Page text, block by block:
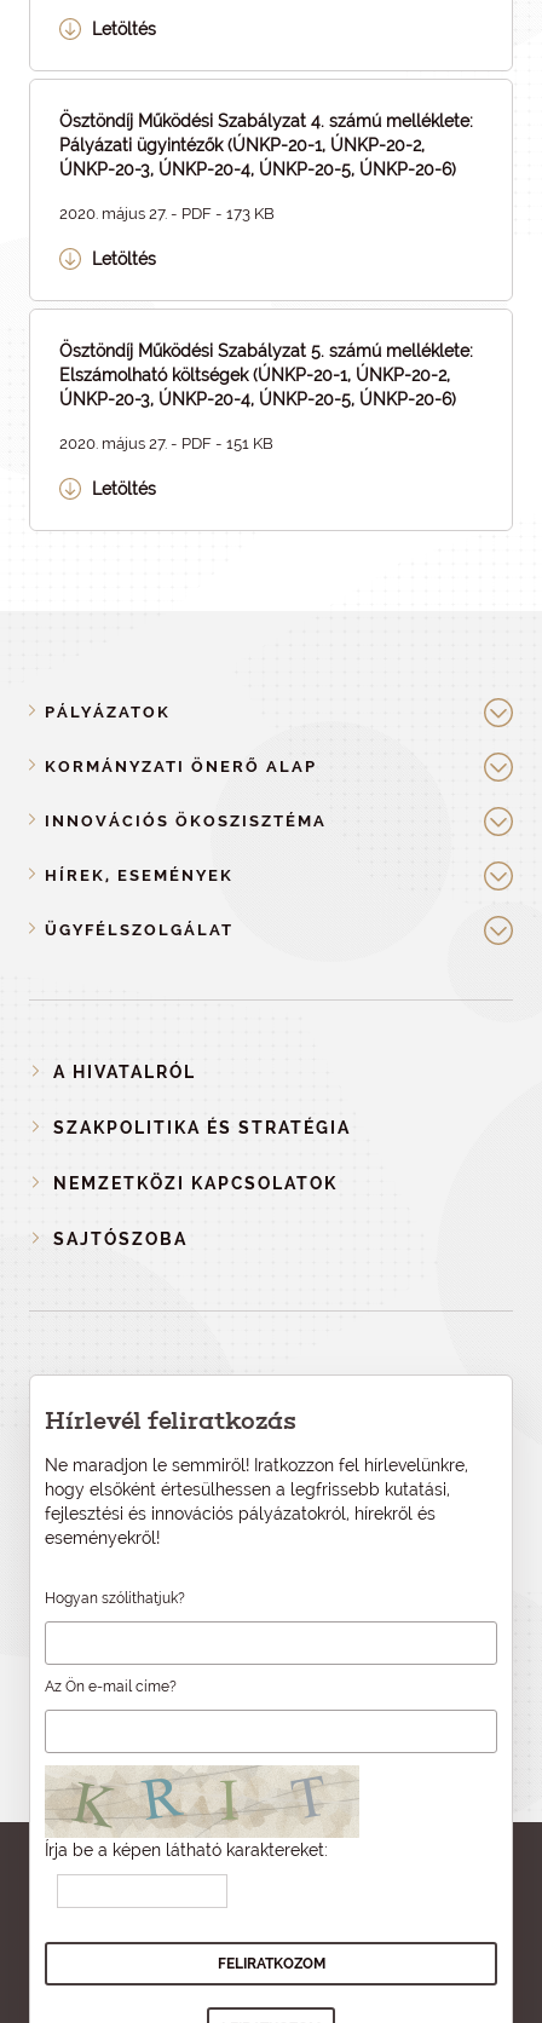
Letöltés
Ösztöndíj Működési Szabályzat 4. számú melléklete:
Pályázati ügyintézők (ÚNKP-20-1, ÚNKP-20-2,
ÚNKP-20-3, ÚNKP-20-4, ÚNKP-20-5, ÚNKP-20-6)
2020. május 27. - PDF - 173 KB
Letöltés
Ösztöndíj Működési Szabályzat 5. számú melléklete:
Elszámolható költségek (ÚNKP-20-1, ÚNKP-20-2,
ÚNKP-20-3, ÚNKP-20-4, ÚNKP-20-5, ÚNKP-20-6)
2020. május 27. - PDF - 151 KB
Letöltés
PÁLYÁZATOK
KORMÁNYZATI ÖNERŐ ALAP
INNOVÁCIÓS ÖKOSZISZTÉMA
HÍREK, ESEMÉNYEK
ÜGYFÉLSZOLGÁLAT
A HIVATALRÓL
SZAKPOLITIKA ÉS STRATÉGIA
NEMZETKÖZI KAPCSOLATOK
SAJTÓSZOBA
Hírlevél feliratkozás
Ne maradjon le semmiről! Iratkozzon fel hírlevelünkre,
hogy elsőként értesülhessen a legfrissebb kutatási,
fejlesztési és innovációs pályázatokról, hírekről és
eseményekről!
Hogyan szólíthatjuk?
Az Ön e-mail címe?
Írja be a képen látható karaktereket: